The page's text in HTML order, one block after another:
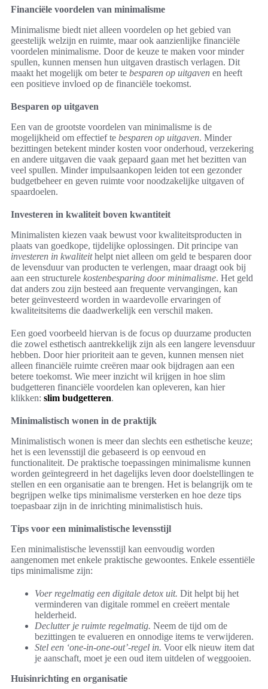
Financiële voordelen van minimalisme
Minimalisme biedt niet alleen voordelen op het gebied van
geestelijk welzijn en ruimte, maar ook aanzienlijke financiële
voordelen minimalisme. Door de keuze te maken voor minder
spullen, kunnen mensen hun uitgaven drastisch verlagen. Dit
maakt het mogelijk om beter te besparen op uitgaven en heeft
een positieve invloed op de financiële toekomst.
Besparen op uitgaven
Een van de grootste voordelen van minimalisme is de
mogelijkheid om effectief te besparen op uitgaven. Minder
bezittingen betekent minder kosten voor onderhoud, verzekering
en andere uitgaven die vaak gepaard gaan met het bezitten van
veel spullen. Minder impulsaankopen leiden tot een gezonder
budgetbeheer en geven ruimte voor noodzakelijke uitgaven of
spaardoelen.
Investeren in kwaliteit boven kwantiteit
Minimalisten kiezen vaak bewust voor kwaliteitsproducten in
plaats van goedkope, tijdelijke oplossingen. Dit principe van
investeren in kwaliteithelpt niet alleen om geld te besparen door
de levensduur van producten te verlengen, maar draagt ook bij
aan een structurele kostenbesparing door minimalisme. Het geld
dat anders zou zijn besteed aan frequente vervangingen, kan
beter geïnvesteerd worden in waardevolle ervaringen of
kwaliteitsitems die daadwerkelijk een verschil maken.
Een goed voorbeeld hiervan is de focus op duurzame producten
die zowel esthetisch aantrekkelijk zijn als een langere levensduur
hebben. Door hier prioriteit aan te geven, kunnen mensen niet
alleen financiële ruimte creëren maar ook bijdragen aan een
betere toekomst. Wie meer inzicht wil krijgen in hoe slim
budgetteren financiële voordelen kan opleveren, kan hier
klikken: slim budgetteren.
Minimalistisch wonen in de praktijk
Minimalistisch wonen is meer dan slechts een esthetische keuze;
het is een levensstijl die gebaseerd is op eenvoud en
functionaliteit. De praktische toepassingen minimalisme kunnen
worden geïntegreerd in het dagelijks leven door doelstellingen te
stellen en een organisatie aan te brengen. Het is belangrijk om te
begrijpen welke tips minimalisme versterken en hoe deze tips
toepasbaar zijn in de inrichting minimalistisch huis.
Tips voor een minimalistische levensstijl
Een minimalistische levensstijl kan eenvoudig worden
aangenomen met enkele praktische gewoontes. Enkele essentiële
tips minimalisme zijn:
Voer regelmatig een digitale detox uit. Dit helpt bij het
verminderen van digitale rommel en creëert mentale
helderheid.
Declutter je ruimte regelmatig. Neem de tijd om de
bezittingen te evalueren en onnodige items te verwijderen.
Stel een ‘one-in-one-out’-regel in. Voor elk nieuw item dat
je aanschaft, moet je een oud item uitdelen of weggooien.
Huisinrichting en organisatie